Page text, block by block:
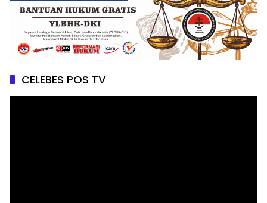
CELEBES POS TV